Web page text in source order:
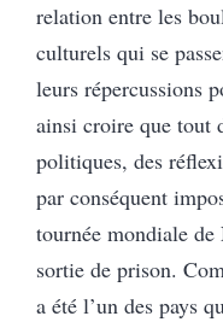
relation entre les
culturels qui se
leurs répercussions
ainsi croire que tout
politiques, des
par conséquent
tournée mondiale
sortie de prison.
a été l’un des pays